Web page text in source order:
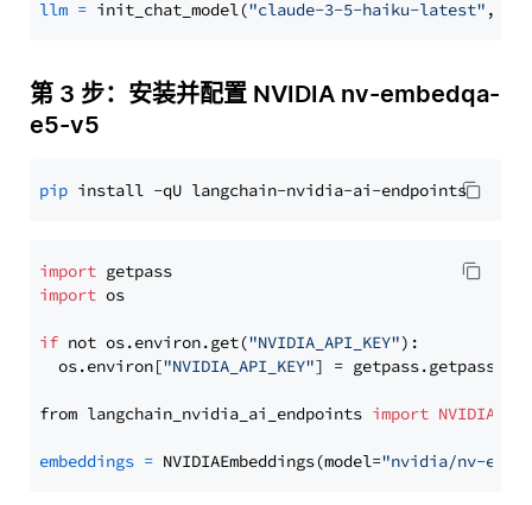
llm = init_chat_model("claude-3-5-haiku-latest" ,
第 3 步：安装并配置 NVIDIA nv-embedqa-
e5-v5
pip
import
import os
if not os.environ.get("NVIDIA_API_KEY"):
  os.environ[
"NVIDIA_API_KEY"] = getpass.getpass(
from langchain_nvidia_ai_endpoints import
embeddings = NVIDIAEmbeddings(model="nvidia/nv-